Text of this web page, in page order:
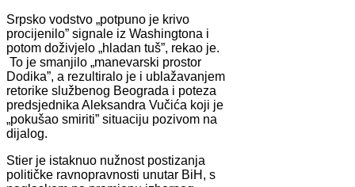
Srpsko vodstvo „potpuno je krivo
procijenilo” signale iz Washingtona i
potom doživjelo „hladan tuš”, rekao je.
To je smanjilo „manevarski prostor
Dodika”, a rezultiralo je i ublažavanjem
retorike službenog Beograda i poteza
predsjednika Aleksandra Vučića koji je
„pokušao smiriti” situaciju pozivom na
dijalog.
Stier je istaknuo nužnost postizanja
političke ravnopravnosti unutar BiH, s